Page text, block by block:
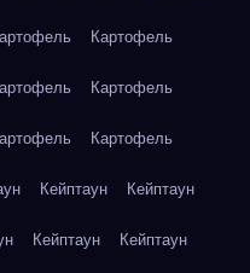
Картофель
Картофель
Картофель
Кейптаун Кейптаун
Кейптаун Кейптаун